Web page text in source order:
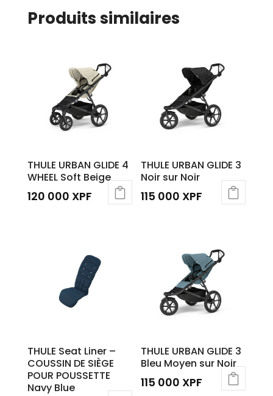
Produits similaires
THULE URBAN GLIDE 4
WHEEL Soft Beige
120 000 XPF
THULE URBAN GLIDE 3
Noir sur Noir
115 000 XPF
THULE Seat Liner –
COUSSIN DE SIÈGE
POUR POUSSETTE
Navy Blue
THULE URBAN GLIDE 3
Bleu Moyen sur Noir
115 000 XPF